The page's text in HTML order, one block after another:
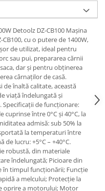
Detoolz DZ-CB100 Mașina
cu o putere de 1400W,
de utilizat, ideal pentru
sau pui, prepararea cărnii
dar și pentru obținerea
cârnaților de casă.
înaltă calitate, această
viață îndelungată și
de funcționare:
între 0°C și 40°C, la
admisă: sub 50% la
la temperaturi între
de lucru: +5°C – +40°C.
robustă, din materiale
îndelungată; Picioare din
în timpul funcționării; Funcție
a melcului; Protecție la
oprire a motorului; Motor